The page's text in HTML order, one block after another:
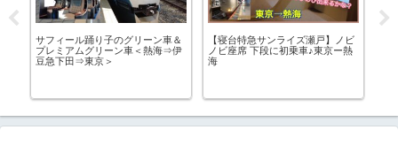
サフィール踊り子のグリーン車＆
プレミアムグリーン車＜熱海⇒伊
豆急下田⇒東京＞
【寝台特急サンライズ瀬戸】ノビ
ノビ座席 下段に初乗車♪東京ー熱
海